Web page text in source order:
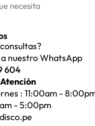
necesita
nuestro WhatsApp
604
: 11:00am -
- 5:00pm